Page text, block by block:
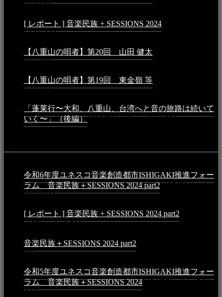
8:59 PM
[ レポート ] 音楽民族 + SESSIONS 2024
10:16 AM
【八重山の唄者】第20回 山田 健太
3:54 PM
【八重山の唄者】第19回 東金嶺 等
9:52 PM
「蓬莱行〜大和、八重山、台湾へと音の旅路は続いて
いく〜」（後編）2023年3月18日 - 12:31 PM
令和6年度ユネスコ音楽創造都市ISHIGAKI推進フォー
ラム 音楽民族＋SESSIONS 2024 part22025年1月1日 -
10:50 PM
[ レポート ] 音楽民族 + SESSIONS 2024 part2
月25日 - 9:13 PM
音楽民族＋SESSIONS 2024 part2
PM
令和5年度ユネスコ音楽創造都市ISHIGAKI推進フォー
ラム 音楽民族＋SESSIONS 20242024年5月4日 - 7:21
AM